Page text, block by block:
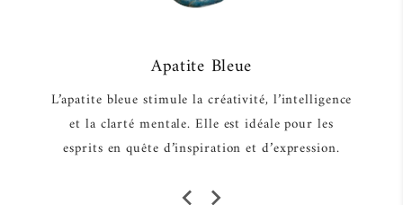
Apatite Bleue
L’apatite bleue stimule la créativité, l’intelligence
et la clarté mentale. Elle est idéale pour les
esprits en quête d’inspiration et d’expression.